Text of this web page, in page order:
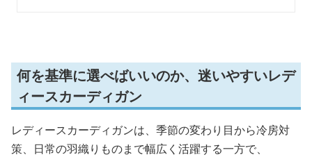
何を基準に選べばいいのか、迷いやすいレデ
ィースカーディガン
レディースカーディガンは、季節の変わり目から冷房対
策、日常の羽織りものまで幅広く活躍する一方で、